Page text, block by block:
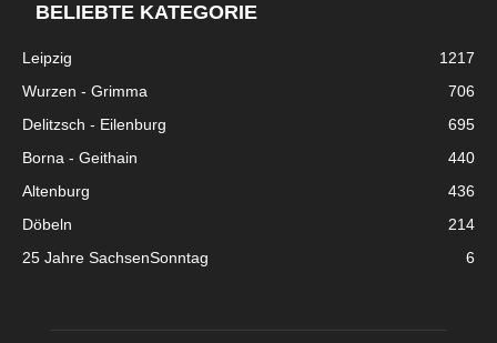
BELIEBTE KATEGORIE
Leipzig
1217
Wurzen - Grimma
706
Delitzsch - Eilenburg
695
Borna - Geithain
440
Altenburg
436
Döbeln
214
25 Jahre SachsenSonntag
6